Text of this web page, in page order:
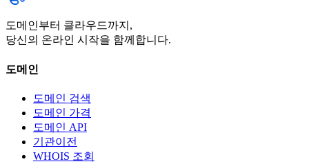
도메인부터 클라우드까지,
당신의 온라인 시작을 함께합니다.
도메인
도메인 검색
도메인 가격
도메인 API
기관이전
WHOIS 조회